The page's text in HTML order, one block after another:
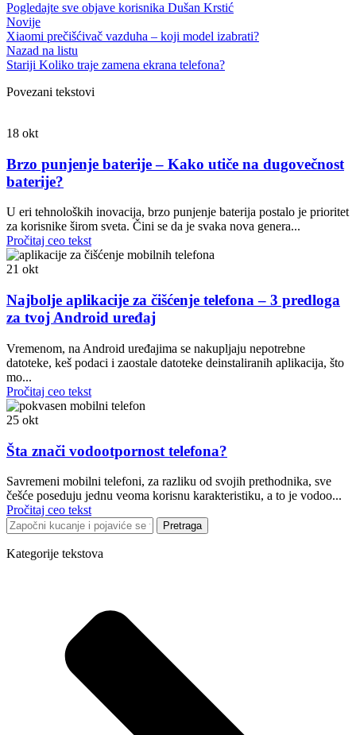
Pogledajte sve objave korisnika Dušan Krstić
Novije
Xiaomi prečišćivač vazduha – koji model izabrati?
Nazad na listu
Stariji Koliko traje zamena ekrana telefona?
Povezani tekstovi
18 okt
Brzo punjenje baterije – Kako utiče na dugovečnost
baterije?
U eri tehnoloških inovacija, brzo punjenje baterija postalo je prioritet
za korisnike širom sveta. Čini se da je svaka nova genera...
Pročitaj ceo tekst
21 okt
Najbolje aplikacije za čišćenje telefona – 3 predloga
za tvoj Android uređaj
Vremenom, na Android uređajima se nakupljaju nepotrebne
datoteke, keš podaci i zaostale datoteke deinstaliranih aplikacija, što
mo...
Pročitaj ceo tekst
25 okt
Šta znači vodootpornost telefona?
Savremeni mobilni telefoni, za razliku od svojih prethodnika, sve
češće poseduju jednu veoma korisnu karakteristiku, a to je vodoo...
Pročitaj ceo tekst
Pretraga
Kategorije tekstova